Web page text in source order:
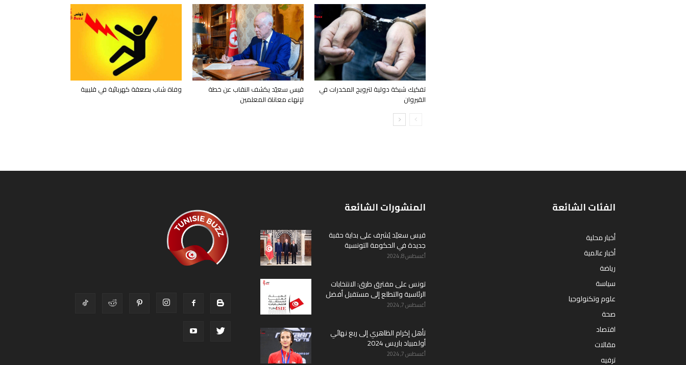
وفاة شاب بصعقة كهربائية في قليبية
قيس سعيّد يكشف النقاب عن خطة
لإنهاء معاناة المعلمين
تفكيك شبكة دولية لترويج المخدرات في
القيروان
المنشورات الشائعة
قيس سعيّد يُشرف على بداية حقبة
جديدة في الحكومة التونسية
أغسطس 8, 2024
تونس على مفترق طرق: الانتخابات
الرئاسية والتطلع إلى مستقبل أفضل
أغسطس 7, 2024
تأهل إكرام الظاهري إلى ربع نهائي
أولمبياد باريس 2024
أغسطس 7, 2024
الفئات الشائعة
أخبار محلية
أخبار عالمية
رياضة
سياسة
علوم وتكنولوجيا
صحة
اقتصاد
مقالات
ترفيه